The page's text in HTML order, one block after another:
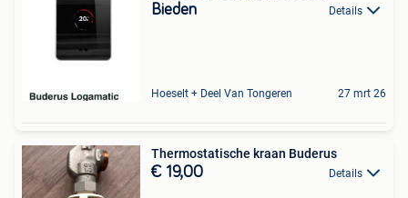
Bieden Details
Hoeselt + Deel Van Tongeren 27 mrt 26
Thermostatische kraan Buderus
€ 19,00 Details